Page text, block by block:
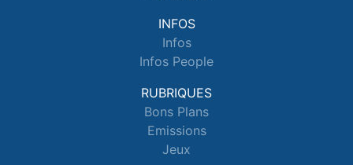
INFOS
Infos
Infos People
RUBRIQUES
Bons Plans
Emissions
Jeux